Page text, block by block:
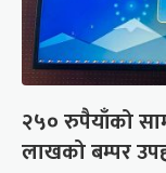
२५० रुपैयाँको
लाखको बम्पर